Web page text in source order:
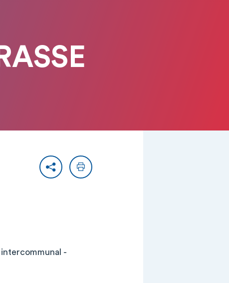
PartagerImprimer
-